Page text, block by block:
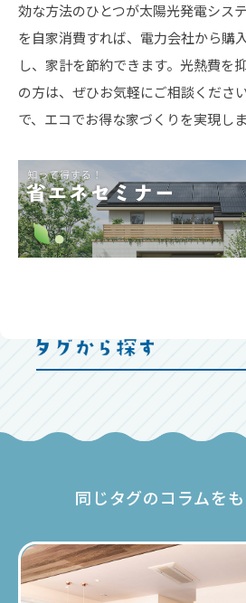
効な方法のひとつが太陽光発電シス
を自家消費すれば、電力会社から購
し、家計を節約できます。光熱費を
の方は、ぜひお気軽にご相談くださ
で、エコでお得な家づくりを実現し
同じタグのコラムを